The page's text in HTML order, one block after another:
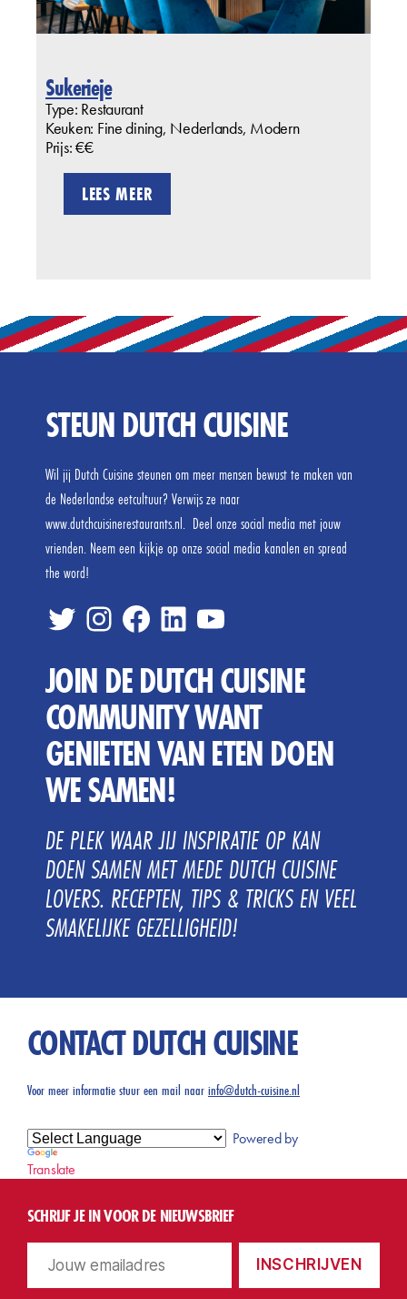
Sukerieje
Type: Restaurant
Keuken: Fine dining, Nederlands, Modern
Prijs: €€
LEES MEER
STEUN DUTCH CUISINE
Wil jij Dutch Cuisine steunen om meer mensen bewust te maken van
de Nederlandse eetcultuur? Verwijs ze naar
www.dutchcuisinerestaurants.nl. Deel onze social media met jouw
vrienden. Neem een kijkje op onze social media kanalen en spread
the word!
twitterinste FB linkedtube
JOIN DE DUTCH CUISINE
COMMUNITY WANT
GENIETEN VAN ETEN DOEN
WE SAMEN!
DE PLEK WAAR JIJ INSPIRATIE OP KAN
DOEN SAMEN MET MEDE DUTCH CUISINE
LOVERS. RECEPTEN, TIPS & TRICKS EN VEEL
SMAKELIJKE GEZELLIGHEID!
CONTACT DUTCH CUISINE
Voor meer informatie stuur een mail naarinfo@dutch-cuisine.nl
Powered by
Translate
SCHRIJF JE IN VOOR DE NIEUWSBRIEF